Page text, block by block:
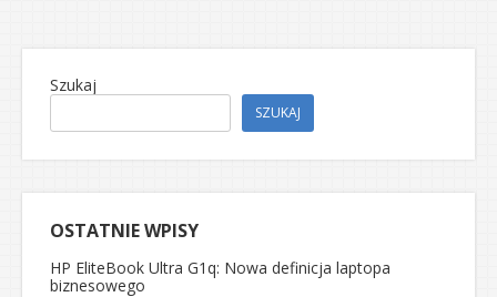
Szukaj
SZUKAJ
OSTATNIE WPISY
HP EliteBook Ultra G1q: Nowa definicja laptopa
biznesowego